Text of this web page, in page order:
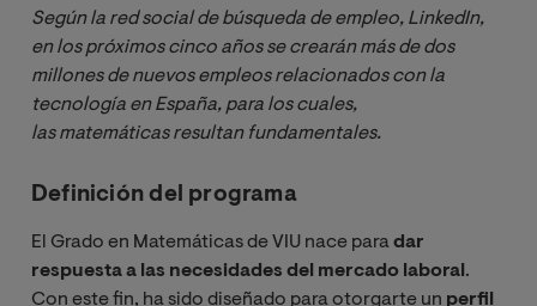
Según la red social de búsqueda de empleo, LinkedIn,
en los próximos cinco años se crearán más de dos
millones de nuevos empleos relacionados con la
tecnología en España, para los cuales,
las matemáticas resultan fundamentales.
Definición del programa
El Grado en Matemáticas de VIU nace paradar
respuesta a las necesidades del mercado laboral.
Con este fin, ha sido diseñado para otorgarte un perfil